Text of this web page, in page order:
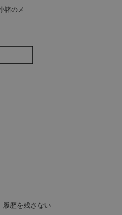
諸のメ
履歴を残さない